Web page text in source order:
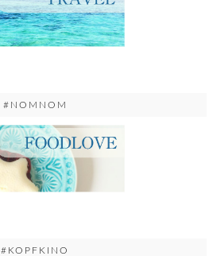
#NOMNOM
#KOPFKINO